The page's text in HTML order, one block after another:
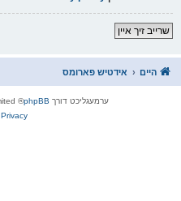
שרייב זיך איין
היים אידטיש פארומס
ערמעגליכט דורך phpBB
® Forum Software © phpBB Limited
Privacy